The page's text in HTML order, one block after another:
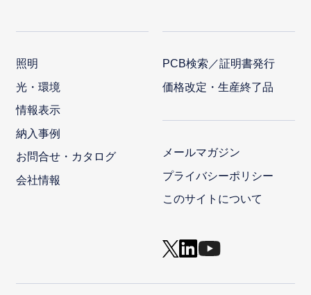
照明
光・環境
情報表示
納入事例
お問合せ・カタログ
会社情報
PCB検索／証明書発行
価格改定・生産終了品
メールマガジン
プライバシーポリシー
このサイトについて